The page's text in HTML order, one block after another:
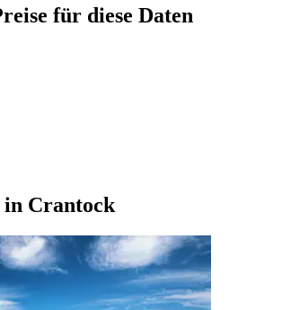
für diese Daten
in Crantock